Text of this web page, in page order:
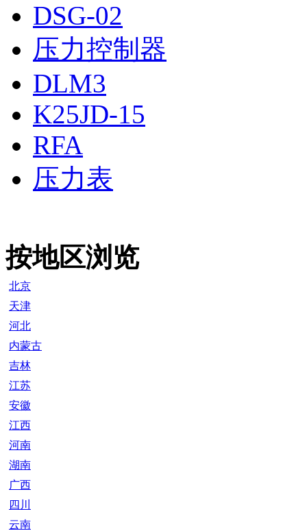
DSG-02
压力控制器
DLM3
K25JD-15
RFA
压力表
按地区浏览
北京
天津
河北
内蒙古
吉林
江苏
安徽
江西
河南
湖南
广西
四川
云南